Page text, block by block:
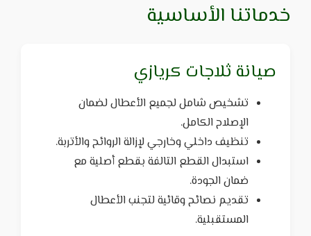
خدماتنا الأساسية
صيانة ثلاجات كريازي
تشخيص شامل لجميع الأعطال لضمان
الإصلاح الكامل.
تنظيف داخلي وخارجي لإزالة الروائح والأتربة.
استبدال القطع التالفة بقطع أصلية مع
ضمان الجودة.
تقديم نصائح وقائية لتجنب الأعطال
المستقبلية.